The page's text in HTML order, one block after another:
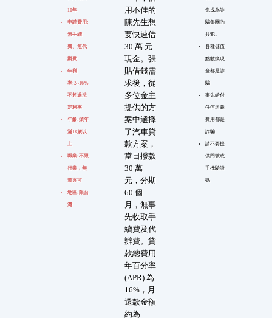
10年
申請費用:
無手續
費、無代
辦費
年利
率:2~16%
不超過法
定利率
年齡:須年
滿18歲以
上
職業:不限
行業，無
業亦可
地區:限台
灣
用不佳的
陳先生想
要快速借
30 萬 元
現金。張
貼借錢需
求後，從
多位金主
提供的方
案中選擇
了汽車貸
款方案，
當日撥款
30 萬
元，分期
60 個
月，無事
先收取手
續費及代
辦費。貸
款總費用
年百分率
(APR) 為
16%，月
還款金額
約為
免成為詐
騙集團的
共犯。
各種儲值
點數換現
金都是詐
騙
事先給付
任何名義
費用都是
詐騙
請不要提
供門號或
手機驗證
碼